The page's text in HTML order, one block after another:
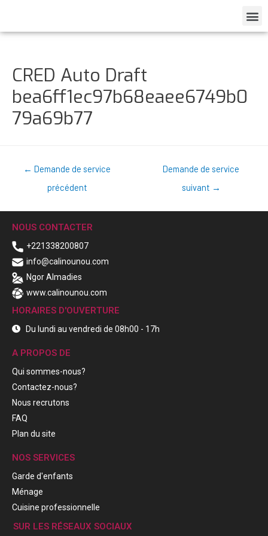
CRED Auto Draft
bea6ff1ec97b68eaee6749b0
79a69b77
← Demande de service
précédent
Demande de service
suivant →
NOUS CONTACTER
+221338200807
info@calinounou.com
Ngor Almadies
www.calinounou.com
HORAIRES D'OUVERTURE
Du lundi au vendredi de 08h00 - 17h
A PROPOS DE
Qui sommes-nous?
Contactez-nous?
Nous recrutons
FAQ
Plan du site
NOS SERVICES
Garde d'enfants
Ménage
Cuisine professionnelle
SUR LES RÉSEAUX SOCIAUX